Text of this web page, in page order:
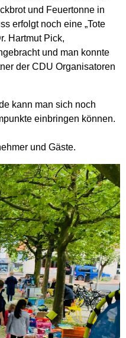
und Feuertonne in
erfolgt noch eine „Tote
Hartmut Pick,
und man konnte
der CDU Organisatoren
kann man sich noch
einbringen können.
und Gäste.